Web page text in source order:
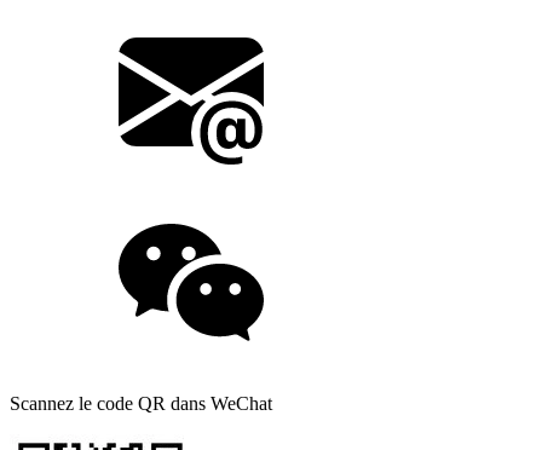
Scannez le code QR dans WeChat